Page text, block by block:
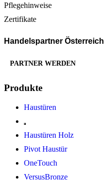
Pflegehinweise
Zertifikate
Handelspartner Österreich
PARTNER WERDEN
Produkte
Haustüren
Haustüren Holz
Pivot Haustür
OneTouch
VersusBronze